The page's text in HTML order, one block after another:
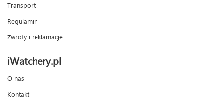
Transport
Regulamin
Zwroty i reklamacje
iWatchery.pl
O nas
Kontakt